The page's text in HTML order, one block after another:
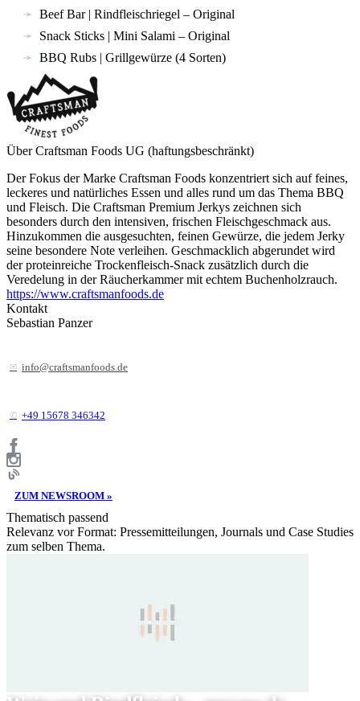
Beef Bar | Rindfleischriegel – Original
Snack Sticks | Mini Salami – Original
BBQ Rubs | Grillgewürze (4 Sorten)
Über Craftsman Foods UG (haftungsbeschränkt)
Der Fokus der Marke Craftsman Foods konzentriert sich auf feines,
leckeres und natürliches Essen und alles rund um das Thema BBQ
und Fleisch. Die Craftsman Premium Jerkys zeichnen sich
besonders durch den intensiven, frischen Fleischgeschmack aus.
Hinzukommen die ausgesuchten, feinen Gewürze, die jedem Jerky
seine besondere Note verleihen. Geschmacklich abgerundet wird
der proteinreiche Trockenfleisch-Snack zusätzlich durch die
Veredelung in der Räucherkammer mit echtem Buchenholzrauch.
https://www.craftsmanfoods.de
Kontakt
Sebastian Panzer
info@craftsmanfoods.de
+49 15678 346342
ZUM NEWSROOM »
Thematisch passend
Relevanz vor Format: Pressemitteilungen, Journals und Case Studies
zum selben Thema.